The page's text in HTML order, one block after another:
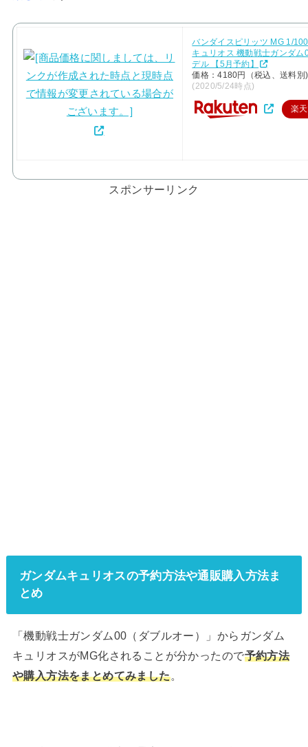
バンダイスピリッツ MG 1/
キュリオス 機動戦士ガンダム
デル 【5月予約】
価格：4180円（税込、送料別)
(2020/5/24時点)
楽
スポンサーリンク
ガンダムキュリオスの予約方法や通販購入方法ま
とめ
「機動戦士ガンダム00（ダブルオー）」からガンダム
キュリオスがMG化されることが分かったので予約方法
や購入方法をまとめてみました。